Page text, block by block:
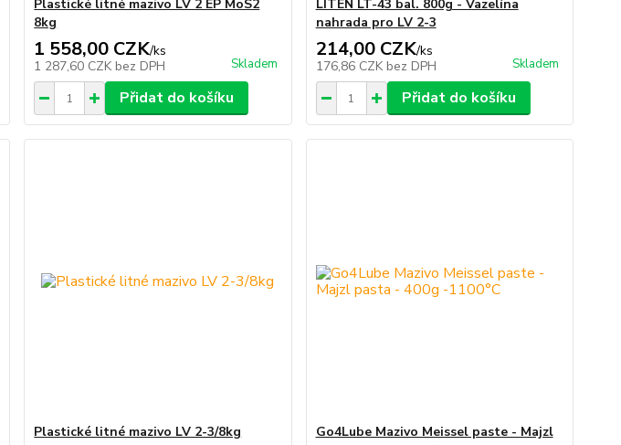
Plastické litné mazivo LV 2 EP MoS2
8kg
1 558,00 CZK/ks
1 287,60 CZK bez DPH Skladem
Přidat do košíku
LITEN LT-43 bal. 800g - Vazelína
nahrada pro LV 2-3
214,00 CZK/ks
176,86 CZK bez DPH Skladem
Přidat do košíku
Plastické litné mazivo LV 2-3/8kg
Go4Lube Mazivo Meissel paste - Majzl